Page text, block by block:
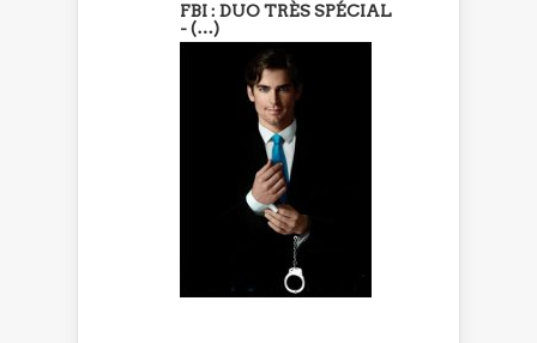
FBI : DUO TRÈS SPÉCIAL
- (…)